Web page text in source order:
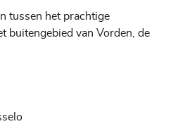
tussen het prachtige
buitengebied van Vorden, de